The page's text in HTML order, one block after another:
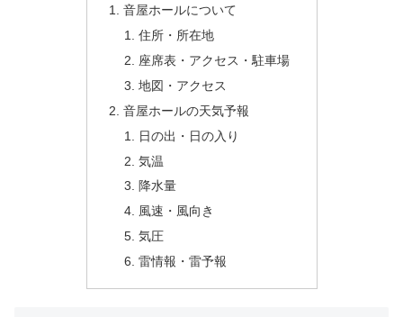
音屋ホールについて
住所・所在地
座席表・アクセス・駐車場
地図・アクセス
音屋ホールの天気予報
日の出・日の入り
気温
降水量
風速・風向き
気圧
雷情報・雷予報